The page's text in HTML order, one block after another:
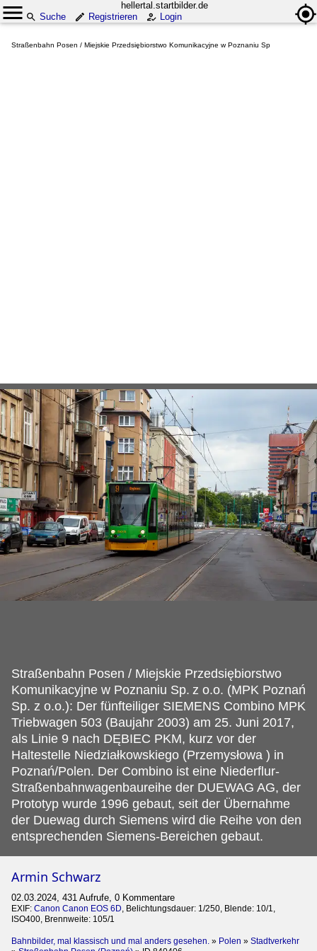
hellertal.startbilder.de
Suche
Registrieren Login
Straßenbahn Posen / Miejskie Przedsiębiorstwo Komunikacyjne w Poznaniu Sp
Straßenbahn Posen / Miejskie Przedsiębiorstwo
Komunikacyjne w Poznaniu Sp. z o.o. (MPK Poznań
Sp. z o.o.): Der fünfteiliger SIEMENS Combino MPK
Triebwagen 503 (Baujahr 2003) am 25. Juni 2017,
als Linie 9 nach DĘBIEC PKM, kurz vor der
Haltestelle Niedziałkowskiego (Przemysłowa ) in
Poznań/Polen. Der Combino ist eine Niederflur-
Straßenbahnwagenbaureihe der DUEWAG AG, der
Prototyp wurde 1996 gebaut, seit der Übernahme
der Duewag durch Siemens wird die Reihe von den
entsprechenden Siemens-Bereichen gebaut.
Armin Schwarz
02.03.2024, 431 Aufrufe, 0 Kommentare
EXIF: Canon Canon EOS 6D, Belichtungsdauer: 1/250, Blende: 10/1,
ISO400, Brennweite: 105/1
Bahnbilder, mal klassisch und mal anders gesehen. » Polen » Stadtverkehr